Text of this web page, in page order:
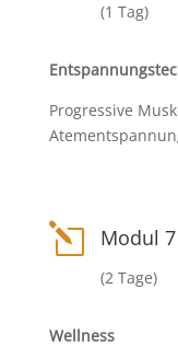
(1 Tag)
Progressive
l Modul 7
(2 Tage)
Wellness